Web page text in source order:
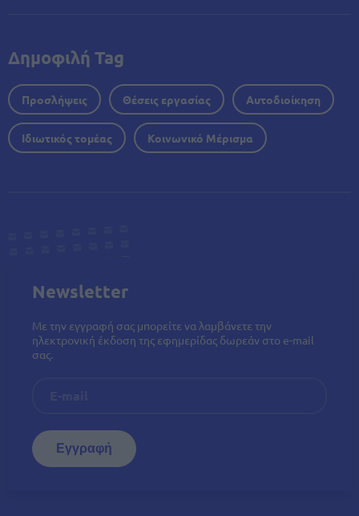
Δημοφιλή Tag
Προσλήψεις Θέσεις εργασίας Αυτοδιοίκηση
Ιδιωτικός τομέας Κοινωνικό Μέρισμα
Newsletter
Με την εγγραφή σας μπορείτε να λαμβάνετε την
ηλεκτρονική έκδοση της εφημερίδας δωρεάν στο e-mail
σας.